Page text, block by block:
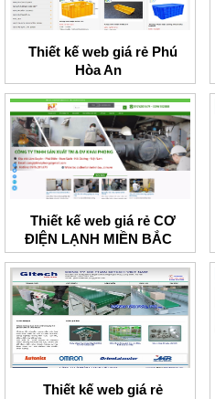
Thiết kế web giá rẻ Phú
Hòa An
Thiết kế web giá rẻ CƠ
ĐIỆN LẠNH MIỀN BẮC
Thiết kế web giá rẻ